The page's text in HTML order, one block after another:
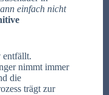
einfach nicht
entfällt.
nimmt immer
die
trägt zur